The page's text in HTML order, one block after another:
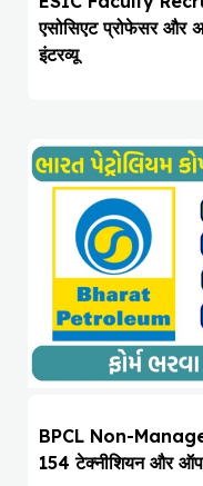
एसोसिएट प्रोफेसर और
इंटरव्यू
BPCL Non-
154 टेक्नीशियन और